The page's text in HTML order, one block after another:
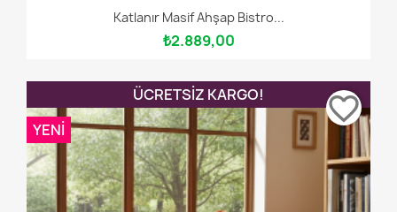
Katlanır Masif Ahşap Bistro...
₺2.889,00
ÜCRETSIZ KARGO!
YENI
favorite_border